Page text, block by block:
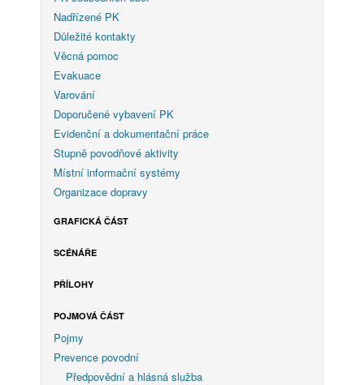
Nadřízené PK
Důležité kontakty
Věcná pomoc
Evakuace
Varování
Doporučené vybavení PK
Evidenční a dokumentační práce
Stupně povodňové aktivity
Místní informační systémy
Organizace dopravy
GRAFICKÁ ČÁST
SCÉNÁŘE
PŘÍLOHY
POJMOVÁ ČÁST
Pojmy
Prevence povodní
Předpovědní a hlásná služba